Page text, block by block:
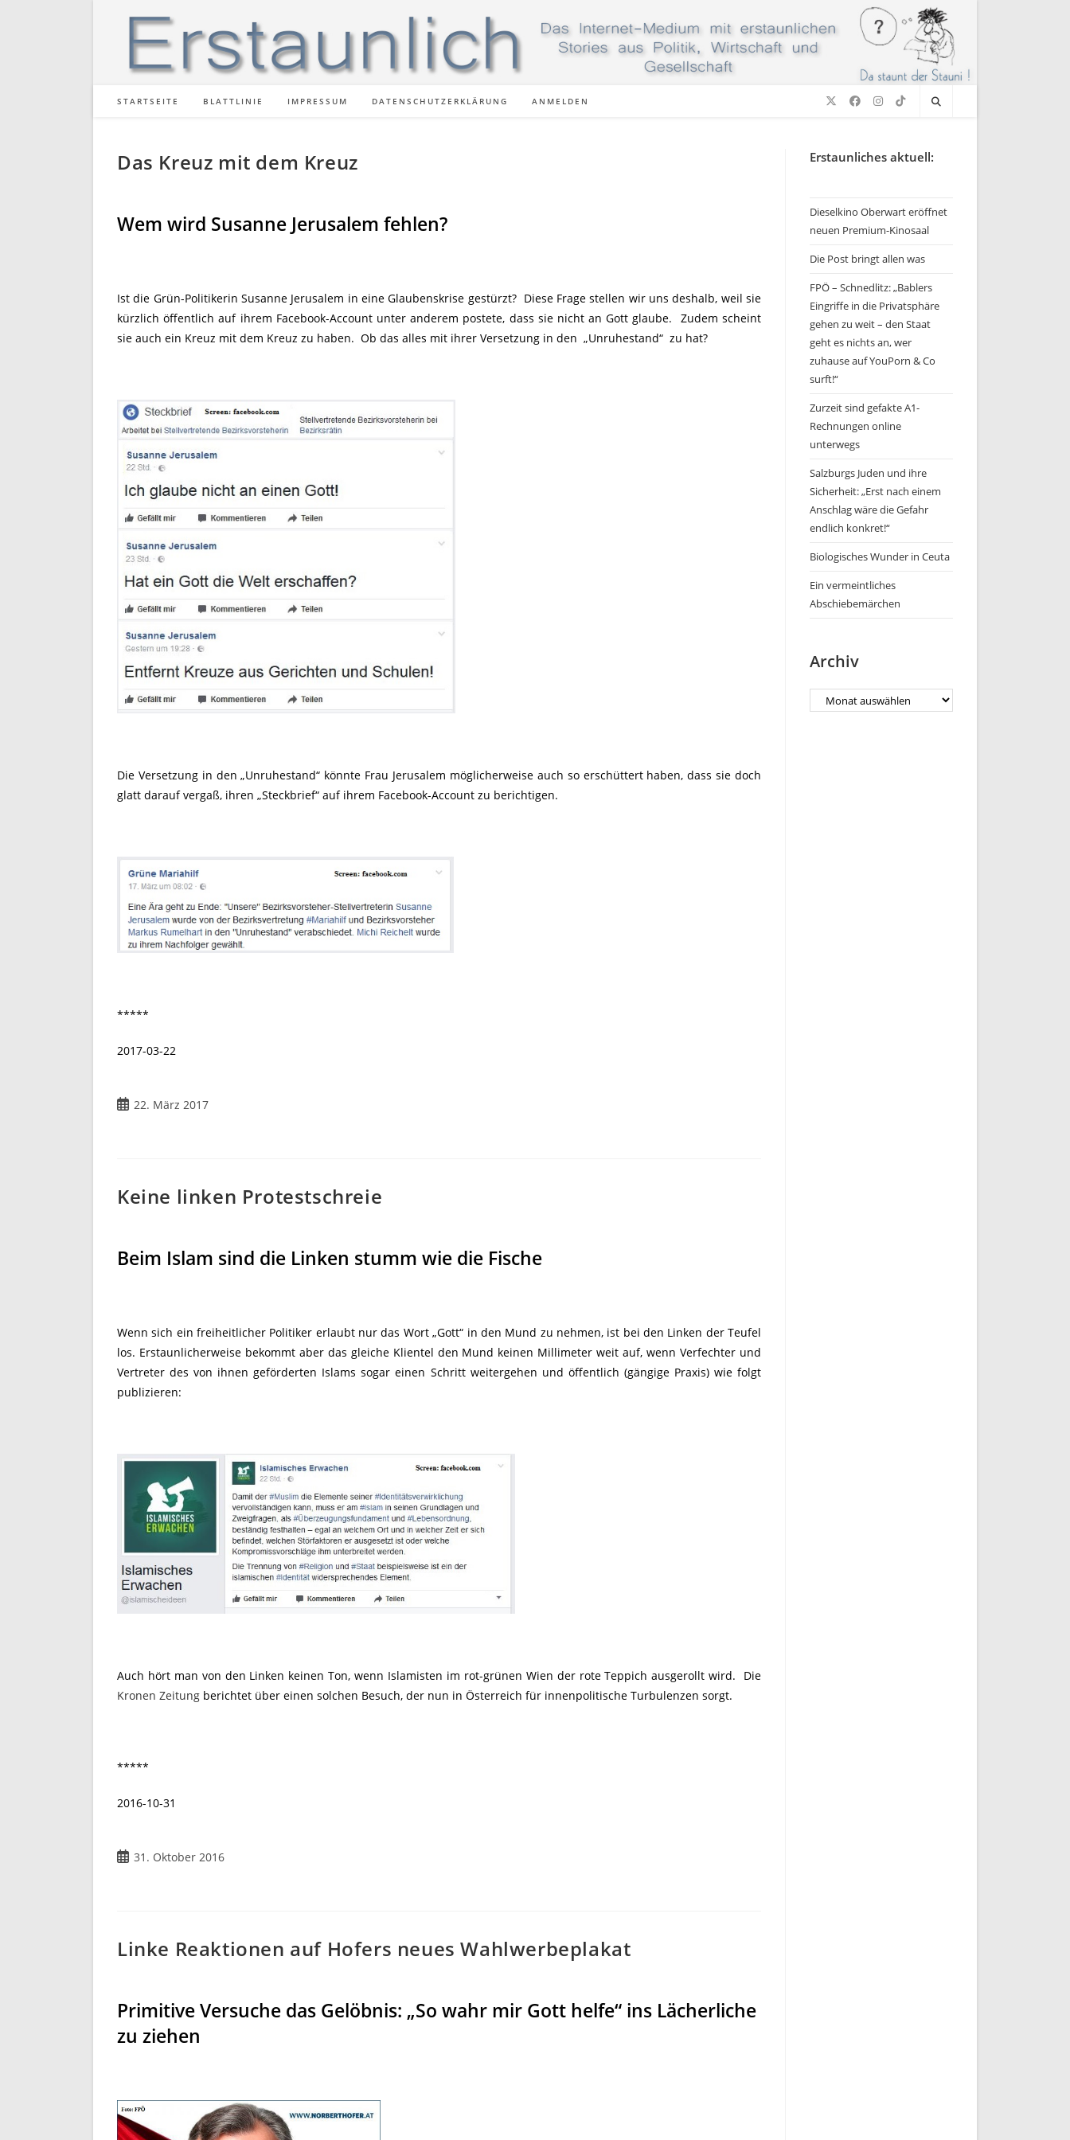
STARTSEITE BLATTLINIE IMPRESSUM DATENSCHUTZERKLÄRUNG ANMELDEN
Das Kreuz mit dem Kreuz
Wem wird Susanne Jerusalem fehlen?
Ist die Grün-Politikerin Susanne Jerusalem in eine Glaubenskrise gestürzt? Diese Frage stellen wir uns deshalb, weil sie
kürzlich öffentlich auf ihrem Facebook-Account unter anderem postete, dass sie nicht an Gott glaube. Zudem scheint
sie auch ein Kreuz mit dem Kreuz zu haben. Ob das alles mit ihrer Versetzung in den „Unruhestand“ zu hat?
Die Versetzung in den „Unruhestand“ könnte Frau Jerusalem möglicherweise auch so erschüttert haben, dass sie doch
glatt darauf vergaß, ihren „Steckbrief“ auf ihrem Facebook-Account zu berichtigen.
*****
2017-03-22
Beitrag22. März 2017
Keine linken Protestschreie
Beim Islam sind die Linken stumm wie die Fische
Wenn sich ein freiheitlicher Politiker erlaubt nur das Wort „Gott“ in den Mund zu nehmen, ist bei den Linken der Teufel
los. Erstaunlicherweise bekommt aber das gleiche Klientel den Mund keinen Millimeter weit auf, wenn Verfechter und
Vertreter des von ihnen geförderten Islams sogar einen Schritt weitergehen und öffentlich (gängige Praxis) wie folgt
publizieren:
Auch hört man von den Linken keinen Ton, wenn Islamisten im rot-grünen Wien der rote Teppich ausgerollt wird. Die
Kronen Zeitung berichtet über einen solchen Besuch, der nun in Österreich für innenpolitische Turbulenzen sorgt.
*****
2016-10-31
Beitrag
31. Oktober 2016
Linke Reaktionen auf Hofers neues Wahlwerbeplakat
Primitive Versuche das Gelöbnis: „So wahr mir Gott helfe“ ins Lächerliche
zu ziehen
Erstaunliches aktuell:
Dieselkino Oberwart eröffnet
neuen Premium-Kinosaal
Die Post bringt allen was
FPÖ – Schnedlitz: „Bablers
Eingriffe in die Privatsphäre
gehen zu weit – den Staat
geht es nichts an, wer
zuhause auf YouPorn & Co
surft!“
Zurzeit sind gefakte A1-
Rechnungen online
unterwegs
Salzburgs Juden und ihre
Sicherheit: „Erst nach einem
Anschlag wäre die Gefahr
endlich konkret!“
Biologisches Wunder in Ceuta
Ein vermeintliches
Abschiebemärchen
Archiv
Archiv